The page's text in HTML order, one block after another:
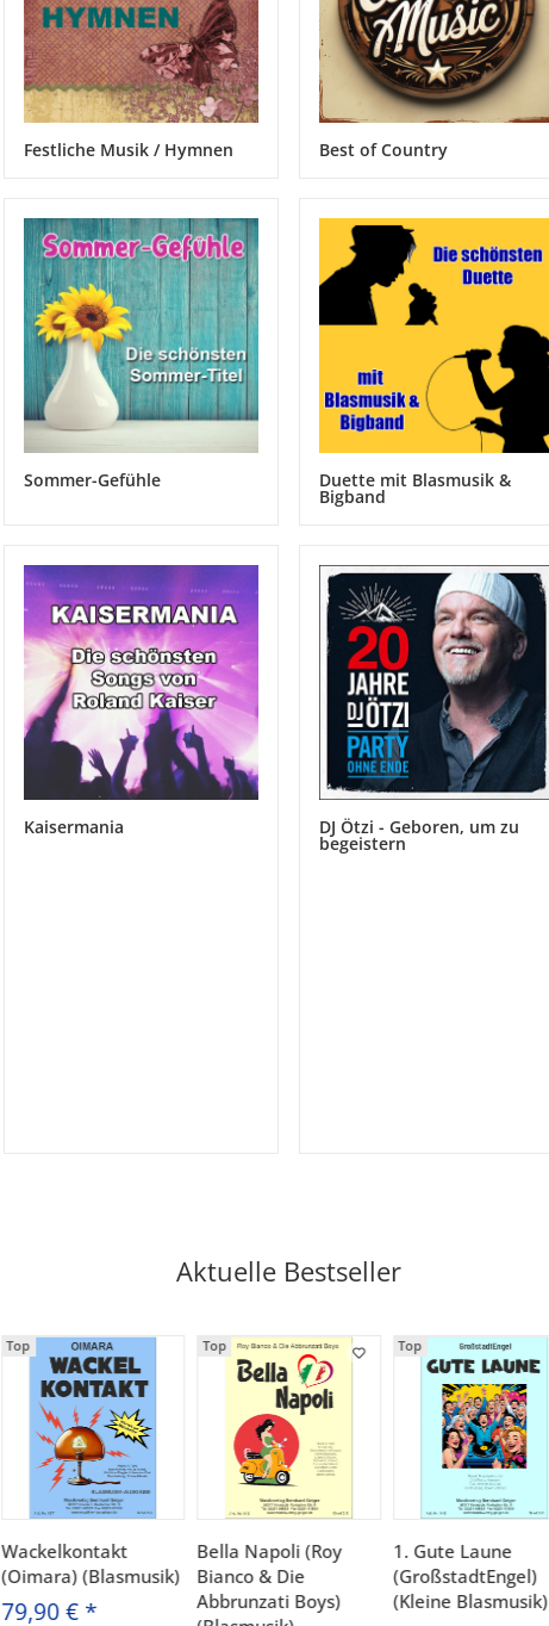
Festliche Musik / Hymnen Best of Country
Sommer-Gefühle Duette mit Blasmusik &
Bigband
Kaisermania DJ Ötzi - Geboren, um zu
begeistern
Aktuelle Bestseller
Top
Wackelkontakt
(Oimara) (Blasmusik)
79,90 € *
Top
Bella Napoli (Roy
Bianco & Die
Abbrunzati Boys)
Top
1. Gute Laune
(GroßstadtEngel)
(Kleine Blasmusik)